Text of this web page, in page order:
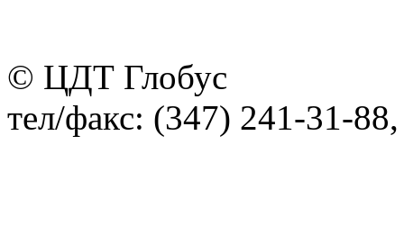
© ЦДТ Глобус
тел/факс: (347) 241-31-